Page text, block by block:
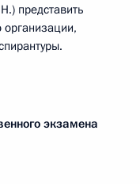
представить
экзамена